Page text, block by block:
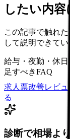
したい内容
この記事で触れ
して説明できてい
給与・夜勤・休日
足すべきFAQ
求人票改善レビュ
る
診断で相場よ